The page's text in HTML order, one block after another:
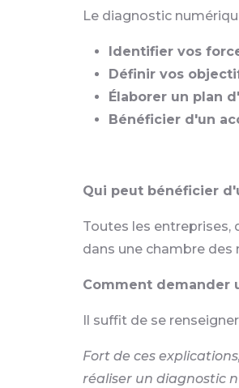
Le diagnostic
Identifier vos
Définir vos
Élaborer un plan
Bénéficier d'un
Qui peut bénéficier
Toutes les entreprises,
dans une chambre des
Comment demander
Il suffit de se
Fort de ces
réaliser un diagnostic